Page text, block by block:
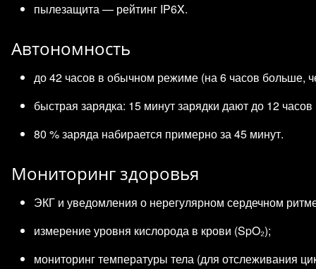
пылезащита — рейтинг IP6X.
Автономность
до 42 часов в обычном режиме (на 6 часов больше,
быстрая зарядка: 15 минут зарядки дают до 12
80 % заряда набирается примерно за 45 минут.
Мониторинг здоровья
ЭКГ и уведомления о нерегулярном сердечном
измерение уровня кислорода в крови (SpO₂);
мониторинг температуры тела (для отслеживания